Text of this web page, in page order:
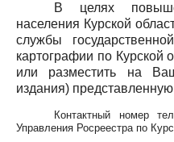
В целях
населения Курской
службы
картографии по Курской
или разместить на
издания)
Контактный номер
Управления Росреестра по